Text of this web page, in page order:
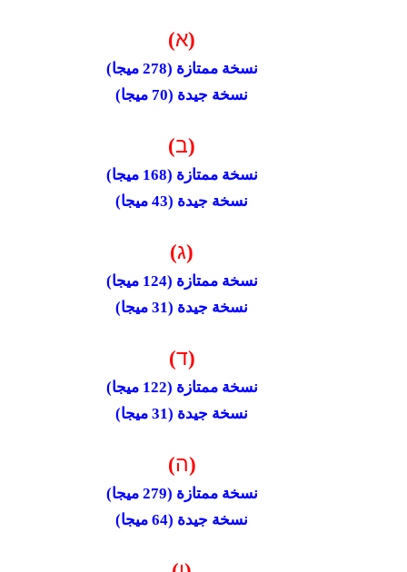
(א)
نسخة ممتازة (278 ميجا)
نسخة جيدة (70 ميجا)
(ב)
نسخة ممتازة (168 ميجا)
نسخة جيدة (43 ميجا)
(ג)
نسخة ممتازة (124 ميجا)
نسخة جيدة (31 ميجا)
(ד)
نسخة ممتازة (122 ميجا)
نسخة جيدة (31 ميجا)
(ה)
نسخة ممتازة (279 ميجا)
نسخة جيدة (64 ميجا)